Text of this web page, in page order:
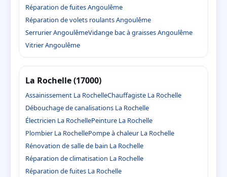
Réparation de fuites Angoulême
Réparation de volets roulants Angoulême
Serrurier AngoulêmeVidange bac à graisses Angoulême
Vitrier Angoulême
La Rochelle (17000)
Assainissement La RochelleChauffagiste La Rochelle
Débouchage de canalisations La Rochelle
Électricien La RochellePeinture La Rochelle
Plombier La RochellePompe à chaleur La Rochelle
Rénovation de salle de bain La Rochelle
Réparation de climatisation La Rochelle
Réparation de fuites La Rochelle